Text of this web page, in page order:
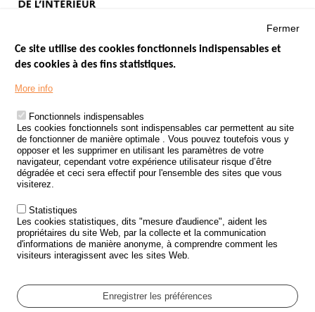
Menu
Footer
LES SITES PUBLICS
ÉTAT DE L’INSÉCURITÉ ROUTIÈRE
TRAITEMENT DES DONNÉES PERSONNELLES DES ACCIDENTS DE
LA ROUTE
ETUDES ET RECHERCHES
APPEL À PROJETS
POLITIQUE DE SÉCURITÉ ROUTIÈRE
Outils
AGENDA
GLOSSAIRE
Cookie settings
Fermer
Ce site utilise des cookies fonctionnels indispensables et
des cookies à des fins statistiques.
More info
Fonctionnels indispensables
Les cookies fonctionnels sont indispensables car permettent au site
de fonctionner de manière optimale . Vous pouvez toutefois vous y
opposer et les supprimer en utilisant les paramètres de votre
navigateur, cependant votre expérience utilisateur risque d’être
dégradée et ceci sera effectif pour l'ensemble des sites que vous
visiterez.
Statistiques
Les cookies statistiques, dits "mesure d'audience", aident les
propriétaires du site Web, par la collecte et la communication
d'informations de manière anonyme, à comprendre comment les
visiteurs interagissent avec les sites Web.
Enregistrer les préférences